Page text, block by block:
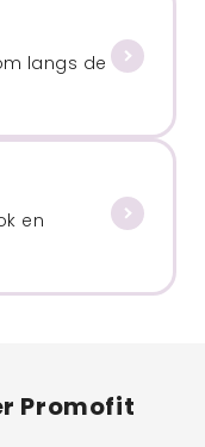
langs de
en
Promofit